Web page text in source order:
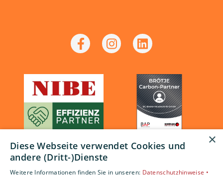
×
Diese Webseite verwendet Cookies und
andere (Dritt-)Dienste
Weitere Informationen finden Sie in unseren: Datenschutzhinweise •